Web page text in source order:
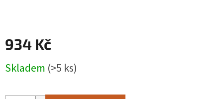
934 Kč
cena:
Skladem (>5 ks)